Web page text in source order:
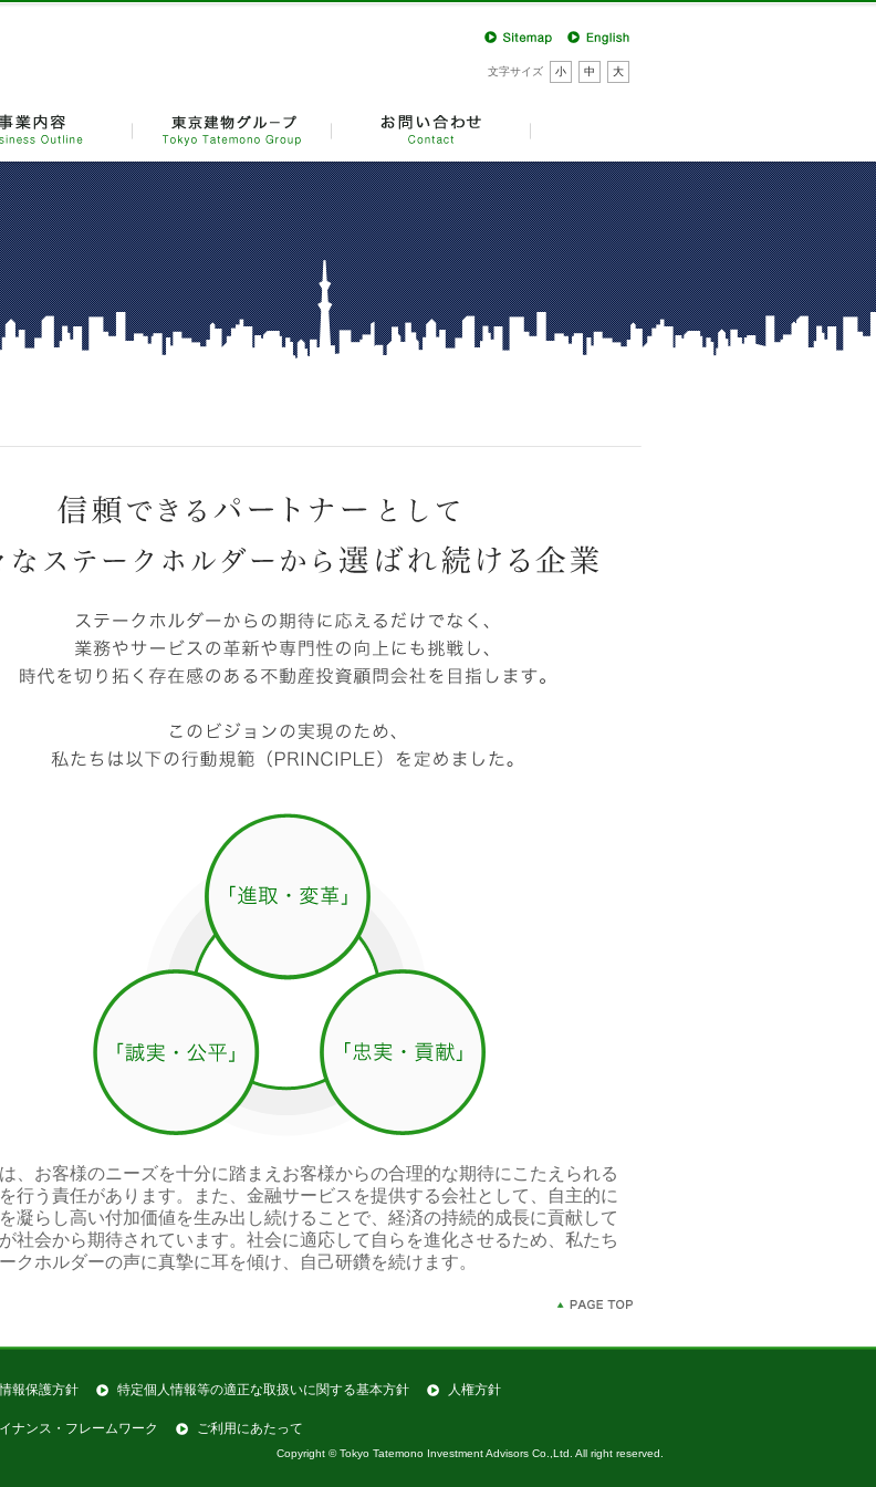
文字サイズ 小 中 大
、お客様のニーズを十分に踏まえお客様からの合理的な期待にこたえられる
行う責任があります。また、金融サービスを提供する会社として、自主的に
凝らし高い付加価値を生み出し続けることで、経済の持続的成長に貢献して
社会から期待されています。社会に適応して自らを進化させるため、私たち
クホルダーの声に真摯に耳を傾け、自己研鑽を続けます。
報保護方針 特定個⼈情報等の適正な取扱いに関する基本⽅針 人権方針
ナンス・フレームワーク ご利用にあたって
Copyright © Tokyo Tatemono Investment Advisors Co.,Ltd. All right reserved.